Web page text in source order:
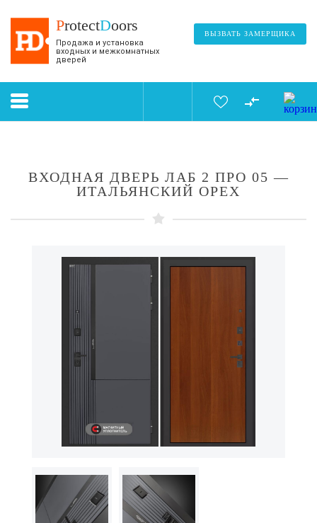
ProtectDoors
Продажа и установка
входных и межкомнатных
дверей
ВЫЗВАТЬ ЗАМЕРЩИКА
ВХОДНАЯ ДВЕРЬ ЛАБ 2 ПРО 05 —
ИТАЛЬЯНСКИЙ ОРЕХ